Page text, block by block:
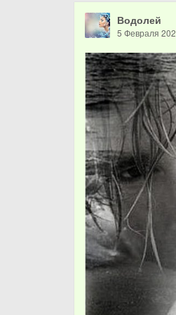
Водолей
5 Февраля